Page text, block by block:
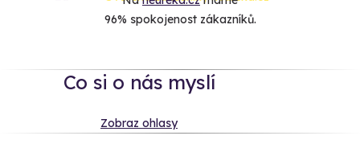
96% spokojenost zákazníků.
Co si o nás myslí
Zobraz ohlasy